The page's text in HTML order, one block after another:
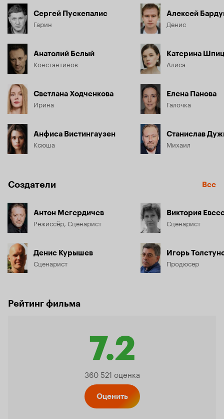
Сергей Пускепалис
Гарин
Анатолий Белый
Константинов
Светлана Ходченкова
Ирина
Анфиса Вистингаузен
Ксюша
Алексей
Денис
Катерина
Алиса
Елена Панова
Галочка
Станислав
Михаил
Создатели Все
Антон Мегердичев
Режиссёр, Сценарист
Денис Курышев
Сценарист
Виктория
Сценарист
Игорь
Продюсер
Рейтинг фильма
7.2
Рейтинг
360 521 оценка
Оценить